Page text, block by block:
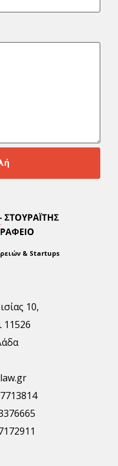
& Startups
10,
11526